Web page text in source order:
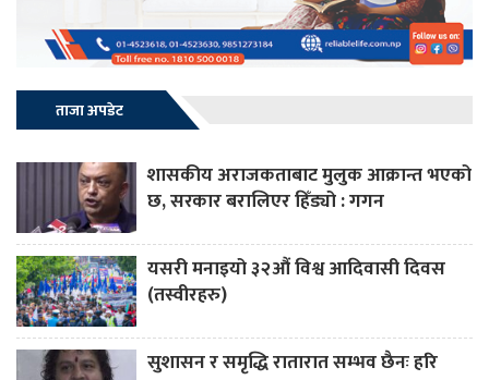
ताजा अपडेट
शासकीय अराजकताबाट मुलुक आक्रान्त भएको
छ, सरकार बरालिएर हिँड्यो : गगन
यसरी मनाइयो ३२औं विश्व आदिवासी दिवस
(तस्वीरहरु)
सुशासन र समृद्धि रातारात सम्भव छैनः हरि